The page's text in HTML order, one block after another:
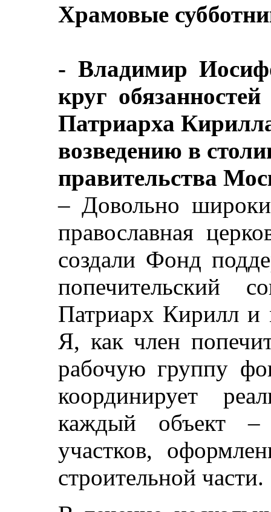
Храмовые
- Владимир
круг
Патриарха
возведению в
правительства
– Довольно
православная
создали Фонд
попечительский
Патриарх Кирилл и
Я, как член
рабочую группу
координирует
каждый объект –
участков,
строительной части.